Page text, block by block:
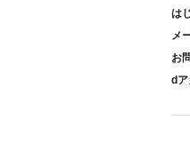
は
メ
お
dア